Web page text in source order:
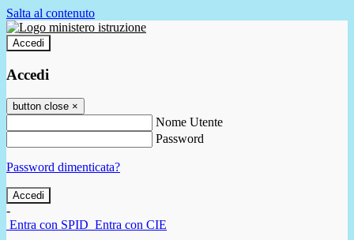
Salta al contenuto
Accedi
Accedi
button close ×
Nome Utente
Password
Password dimenticata?
-
Entra con SPID Entra con CIE